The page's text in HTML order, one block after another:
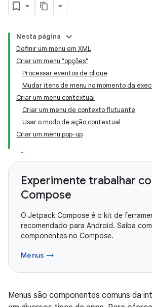
Nesta página
Definir um menu em XML
Criar um menu "opções"
Processar eventos de clique
Mudar itens de menu no momento da
Criar um menu contextual
Criar um menu de contexto flutuante
Usar o modo de ação contextual
Criar um menu pop-up
Experimente trabalhar
Compose
O Jetpack Compose é o kit de
recomendado para Android. Saiba
componentes no Compose.
Menus →
Menus são componentes comuns da